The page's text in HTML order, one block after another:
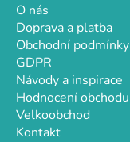
O nás
Doprava a platba
Obchodní podmínky
GDPR
Návody a inspirace
Hodnocení obchodu
Velkoobchod
Kontakt